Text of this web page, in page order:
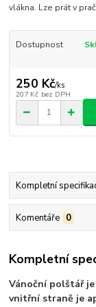
vlákna. Lze prát v
Dostupnost
250 Kč/ks
207 Kč bez DPH
Kompletní
Komentáře 0
Kompletní
Vánoční polštář
vnitřní straně je